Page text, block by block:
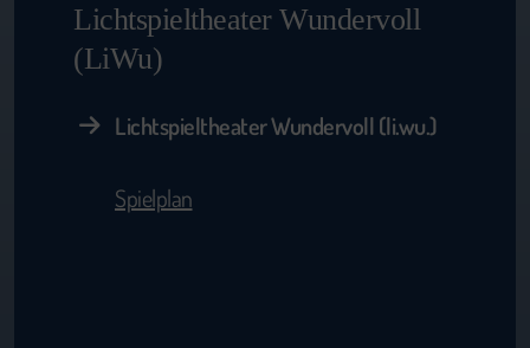
Lichtspieltheater Wundervoll
(LiWu)
Lichtspieltheater Wundervoll (li.wu.)
Spielplan